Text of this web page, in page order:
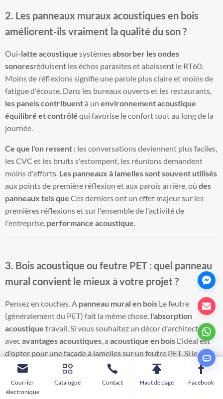
2. Les panneaux muraux acoustiques en bois
améliorent-ils vraiment la qualité du son ?
Oui-latte acoustique systèmesabsorber les ondes
sonoresréduisent les échos parasites et abaissent le RT60.
Moins de réflexions signifie une parole plus claire et moins de
fatigue d'écoute. Dans les bureaux ouverts et les restaurants,
les panels contribuentà un environnement acoustique
équilibré et contrôlé qui favorise le confort tout au long de la
journée.
Ce que l'on ressent : les conversations deviennent plus faciles,
les CVC et les bruits s'estompent, les réunions demandent
moins d'efforts. Les panneaux à lamelles sont souvent utilisés
aux points de première réflexion et aux parois arrière, où des
panneaux tels que Ces derniers ont un effet majeur sur les
premières réflexions et sur l'ensemble de l'activité de
l'entreprise. performance acoustique.
3. Bois acoustique ou feutre PET : quel panneau
mural convient le mieux à votre projet ?
Pensez en couches. A panneau mural en bois Le feutre
(généralement du PET) fait la même chose. l'absorption
acoustique travail. Si vous souhaitez un décor d'architecte
avecavantages acoustiques, a acoustique en bois L'idéal est
d'opter pour une façade à lamelles sur un feutre PET. Si le
budget est serré ou si l'espace nécessite une absorption
maximale par dollar, des lamelles plus épaisses peuvent être
utilisées.PET
Courrier
électronique
Catalogue Contact Haut de page Facebook